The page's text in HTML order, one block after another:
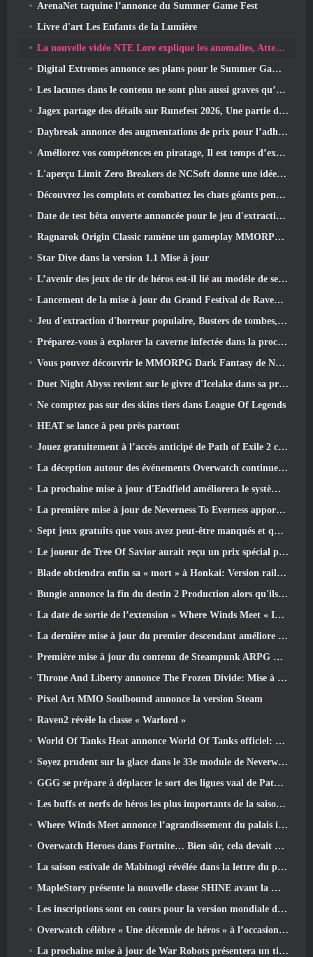
ArenaNet taquine l’annonce du Summer Game Fest
Livre d'art Les Enfants de la Lumière
La nouvelle vidéo NTE Lore explique les anomalies, Attendez, Et comment une organisation « secrète » suit tout cela
Digital Extremes annonce ses plans pour le Summer Game Fest
Les lacunes dans le contenu ne sont plus aussi graves qu’avant
Jagex partage des détails sur Runefest 2026, Une partie de la célébration du 25e anniversaire de RuneScape IP
Daybreak annonce des augmentations de prix pour l’adhésion VIP au Seigneur des Anneaux Online
Améliorez vos compétences en piratage, Il est temps d’explorer Night City dans Wuthering Waves
L'aperçu Limit Zero Breakers de NCSoft donne une idée de ce à quoi s'attendre du prochain test du prologue
Découvrez les complots et combattez les chats géants pendant votre temps libre dans la dernière mise à jour de Where Winds Meet
Date de test bêta ouverte annoncée pour le jeu d'extraction Dark Fantasy, Chasseur de Brume
Ragnarok Origin Classic ramène un gameplay MMORPG équitable et CBT ouvre ses portes en juin 4
Star Dive dans la version 1.1 Mise à jour
L’avenir des jeux de tir de héros est-il lié au modèle de service en direct F2P?
Lancement de la mise à jour du Grand Festival de Raven2, avec la nouvelle classe Warlord
Jeu d'extraction d'horreur populaire, Busters de tombes, Lancements en Occident
Préparez-vous à explorer la caverne infectée dans la prochaine mise à jour d'Eterspire
Vous pouvez découvrir le MMORPG Dark Fantasy de Nexon Embers Of The Uncrown pendant le Steam Next Fest
Duet Night Abyss revient sur le givre d'Icelake dans sa prochaine mise à jour Steampunk
Ne comptez pas sur des skins tiers dans League Of Legends
HEAT se lance à peu près partout
Jouez gratuitement à l’accès anticipé de Path of Exile 2 ce week-end
La déception autour des événements Overwatch continue 10 Année anniversaire
La prochaine mise à jour d'Endfield améliorera le système d'usine
La première mise à jour de Neverness To Everness apporte beaucoup à la table
Sept jeux gratuits que vous avez peut-être manqués et qui font partie du Steam Ocean Fest
Le joueur de Tree Of Savior aurait reçu un prix spécial pour avoir dépensé 100 000 $ dans le jeu
Blade obtiendra enfin sa « mort » à Honkai: Version rail étoile 4.3
Bungie annonce la fin du destin 2 Production alors qu'ils se préparent à travailler sur de nouveaux projets
La date de sortie de l’extension « Where Winds Meet « Imperial Palace » est annoncée
La dernière mise à jour du premier descendant améliore la boucle agricole et met à jour le mode Assaut
Première mise à jour du contenu de Steampunk ARPG Crystalfall pour répondre aux « préoccupations des joueurs clés »
Throne And Liberty annonce The Frozen Divide: Mise à jour Nix
Pixel Art MMO Soulbound annonce la version Steam
Raven2 révèle la classe « Warlord »
World Of Tanks Heat annonce World Of Tanks officiel: Date de lancement de CHALEUR
Soyez prudent sur la glace dans le 33e module de Neverwinter, Froid mordant
GGG se prépare à déplacer le sort des ligues vaal de Path Of Exile 2 avant le lancement du retour des anciens
Les buffs et nerfs de héros les plus importants de la saison 8
Where Winds Meet annonce l’agrandissement du palais impérial et partage une feuille de route de contenu « massive »
Overwatch Heroes dans Fortnite… Bien sûr, cela devait arriver
La saison estivale de Mabinogi révélée dans la lettre du producteur
MapleStory présente la nouvelle classe SHINE avant la mise à jour de juin
Les inscriptions sont en cours pour la version mondiale du « test prologue » Limit Zero Breakers de NCSoft
Overwatch célèbre « Une décennie de héros » à l’occasion de son 10e anniversaire
La prochaine mise à jour de War Robots présentera un tireur d'élite inspiré de Lovecraftian